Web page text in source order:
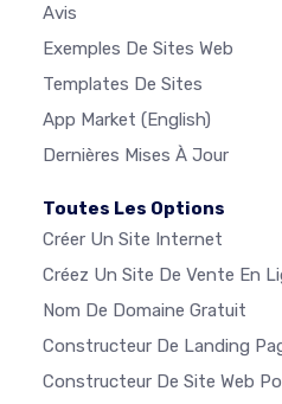
Avis
Exemples De Sites Web
Templates De Sites
App Market (English)
Dernières Mises À Jour
Toutes Les Options
Créer Un Site Internet
Créez Un Site De Vente En
Nom De Domaine Gratuit
Constructeur De Landing
Constructeur De Site Web